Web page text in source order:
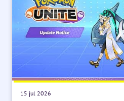
15 jul 2026